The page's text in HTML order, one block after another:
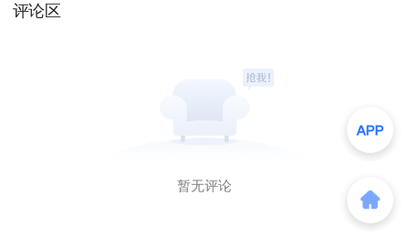
评论区
暂无评论